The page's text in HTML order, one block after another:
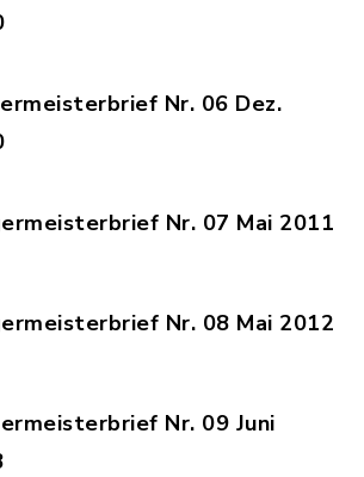
Nr. 06 Dez.
Nr. 07 Mai 2011
Nr. 08 Mai 2012
Nr. 09 Juni